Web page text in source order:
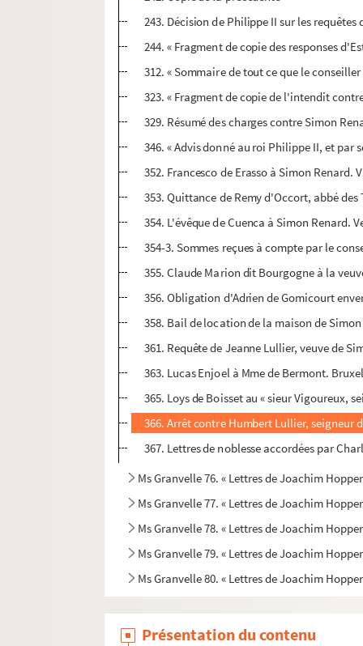
243. Décision de Philippe II sur les
244. « Fragment de copie des responses
312. « Sommaire de tout ce que le
323. « Fragment de copie de l'intendit
329. Résumé des charges contre Simon
346. « Advis donné au roi Philippe II, et
352. Francesco de Erasso à Simon Renard.
353. Quittance de Remy d'Occort, abbé
354. L'évêque de Cuenca à Simon Renard.
354-3. Sommes reçues à compte par le
355. Claude Marion dit Bourgogne à la
356. Obligation d'Adrien de Gomicourt
358. Bail de location de la maison de
361. Requête de Jeanne Lullier, veuve de
363. Lucas Enjoel à Mme de Bermont.
365. Loys de Boisset au « sieur Vigoureux,
366. Arrêt contre Humbert Lullier, seigneur
367. Lettres de noblesse accordées par
Ms Granvelle 76. « Lettres de Joachim
Ms Granvelle 77. « Lettres de Joachim
Ms Granvelle 78. « Lettres de Joachim
Ms Granvelle 79. « Lettres de Joachim
Ms Granvelle 80. « Lettres de Joachim
Présentation du contenu